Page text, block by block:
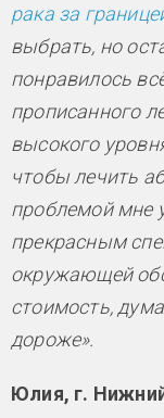
рака за
выбрать, но
понравилось
прописанного
высокого
чтобы лечить
проблемой мне
прекрасным
окружающей
стоимость,
дороже».
Юлия, г.